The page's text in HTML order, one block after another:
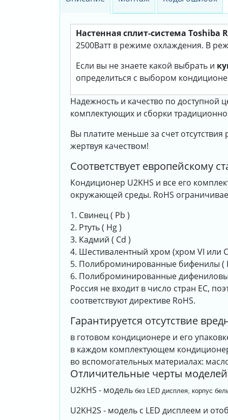
Настенная сплит-система Toshiba
2500Ватт в режиме охлаждения. В
Если вы не знаете какой выбрать и
определиться с выбором
Надежность и качество по
комплектующих и сборки
Вы платите меньше за счет
жертвуя качеством!
Соответствует европейскому
Кондиционер U2KHS и все его
окружающей среды. RoHS
1. Свинец ( Pb )
2. Ртуть ( Hg )
3. Кадмий ( Cd )
4. Шестивалентный хром (хром VI или
5. Полиброминированные бифенилы (
6. Полиброминированные
Россия не входит в число стран ЕС,
соответствуют директиве RoHS.
Гарантируется отсутствие
в готовом кондиционере и его
в каждом комплектующем
во вспомогательных материалах:
Отличительные черты моделей
U2KHS - модель без LED дисплея, корпус
U2KH2S - модель с LED дисплеем и